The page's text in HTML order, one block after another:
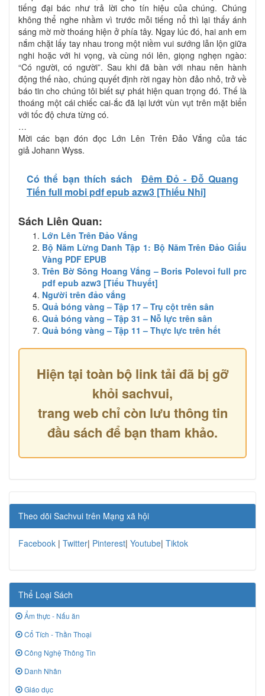
tiếng đại bác như trả lời cho tín hiệu của chúng. Chúng
không thể nghe nhầm vì trước mỗi tiếng nổ thì lại thấy ánh
sáng mờ mờ thoáng hiện ở phía tây. Ngay lúc đó, hai anh em
nắm chặt lấy tay nhau trong một niềm vui sướng lẫn lộn giữa
nghi hoặc với hi vọng, và cùng nói lên, giọng nghẹn ngào:
“Có người, có người”. Sau khi đã bàn với nhau nên hành
động thế nào, chúng quyết định rời ngay hòn đảo nhỏ, trở về
báo tin cho chúng tôi biết sự phát hiện quan trọng đó. Thế là
thoáng một cái chiếc cai-ắc đã lại lướt vùn vụt trên mặt biển
với tốc độ chưa từng có.
…
Mời các bạn đón đọc Lớn Lên Trên Đảo Vắng của tác
giả Johann Wyss.
Có thể bạn thích sách
Đêm Đỏ - Đỗ Quang
Tiến full mobi pdf epub azw3 [Thiếu Nhi]
Sách Liên Quan:
Lớn Lên Trên Đảo Vắng
Bộ Năm Lừng Danh Tập 1: Bộ Năm Trên Đảo Giấu
Vàng PDF EPUB
Trên Bờ Sông Hoang Vắng – Boris Polevoi full prc
pdf epub azw3 [Tiểu Thuyết]
Người trên đảo vắng
Quả bóng vàng – Tập 17 – Trụ cột trên sân
Quả bóng vàng – Tập 31 – Nỗ lực trên sân
Quả bóng vàng – Tập 11 – Thực lực trên hết
Hiện tại toàn bộ link tải đã bị gỡ
khỏi sachvui,
trang web chỉ còn lưu thông tin
đầu sách để bạn tham khảo.
Theo dõi Sachvui trên Mạng xã hội
Facebook | Twitter| Pinterest| Youtube| Tiktok
Thể Loại Sách
Ẩm thực - Nấu ăn
Cổ Tích - Thần Thoại
Công Nghệ Thông Tin
Danh Nhân
Giáo dục